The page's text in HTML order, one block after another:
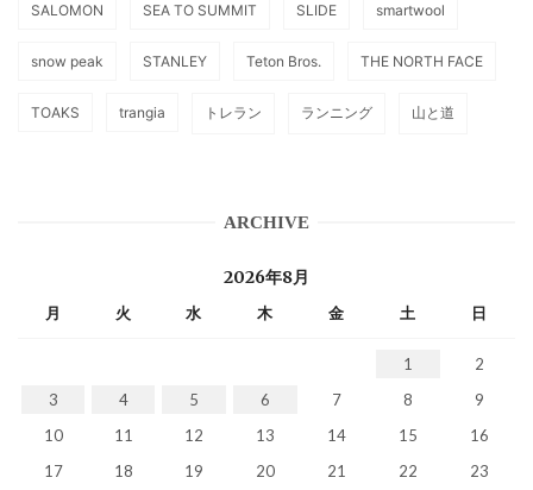
SALOMON SEA TO SUMMIT SLIDE smartwool
snow peak STANLEY Teton Bros. THE NORTH FACE
TOAKS trangia トレラン ランニング 山と道
ARCHIVE
2026年8月
月 火 水 木 金 土 日
1
2
3
4 5 6 7 8
9
10
11 12 13 14 15
16
17
18 19 20 21 22 23